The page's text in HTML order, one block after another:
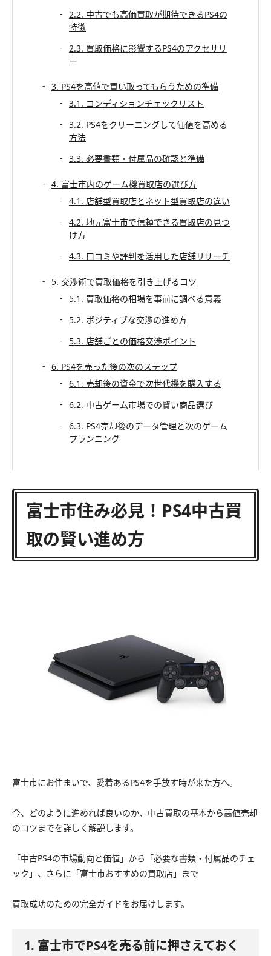
2.2. 中古でも高価買取が期待できるPS4の
特徴
2.3. 買取価格に影響するPS4のアクセサリ
ー
3. PS4を高値で買い取ってもらうための準備
3.1. コンディションチェックリスト
3.2. PS4をクリーニングして価値を高める
方法
3.3. 必要書類・付属品の確認と準備
4. 富士市内のゲーム機買取店の選び方
4.1. 店舗型買取店とネット型買取店の違い
4.2. 地元富士市で信頼できる買取店の見つ
け方
4.3. 口コミや評判を活用した店舗リサーチ
5. 交渉術で買取価格を引き上げるコツ
5.1. 買取価格の相場を事前に調べる意義
5.2. ポジティブな交渉の進め方
5.3. 店舗ごとの価格交渉ポイント
6. PS4を売った後の次のステップ
6.1. 売却後の資金で次世代機を購入する
6.2. 中古ゲーム市場での賢い商品選び
6.3. PS4売却後のデータ管理と次のゲーム
プランニング
富士市住み必見！PS4中古買
取の賢い進め方
富士市にお住まいで、愛着あるPS4を手放す時が来た方へ。
今、どのように進めれば良いのか、中古買取の基本から高値売却
のコツまでを詳しく解説します。
「中古PS4の市場動向と価値」から「必要な書類・付属品のチェ
ック」、さらに「富士市おすすめの買取店」まで
買取成功のための完全ガイドをお届けします。
1. 富士市でPS4を売る前に押さえておく